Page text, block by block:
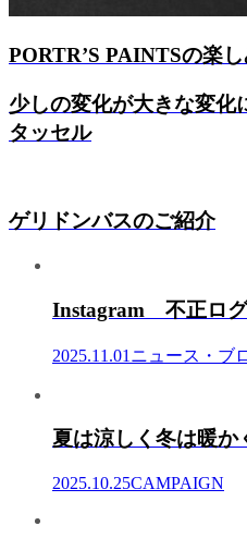
PORTR’S PAINTSの楽
少しの変化が大きな変
タッセル
ゲリドンバスのご紹介
Instagram 不正ロ
2025.11.01 ニュース・ブ
夏は涼しく冬は暖
2025.10.25CAMPAIGN